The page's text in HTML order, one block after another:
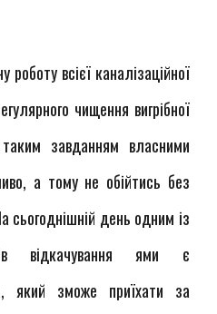
всієї каналізаційної
чищення вигрібної
завданням власними
а тому не обійтись без
сьогоднішній день одним із
відкачування ями є
який зможе приїхати за